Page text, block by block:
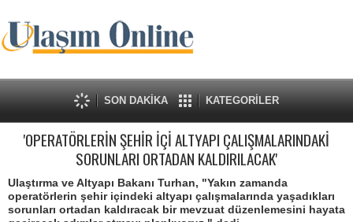
SON DAKİKA KATEGORİLER
'OPERATÖRLERİN ŞEHİR İÇİ ALTYAPI ÇALIŞMALARINDAKİ
SORUNLARI ORTADAN KALDIRILACAK'
Ulaştırma ve Altyapı Bakanı Turhan, "Yakın zamanda
operatörlerin şehir içindeki altyapı çalışmalarında yaşadıkları
sorunları ortadan kaldıracak bir mevzuat düzenlemesini hayata